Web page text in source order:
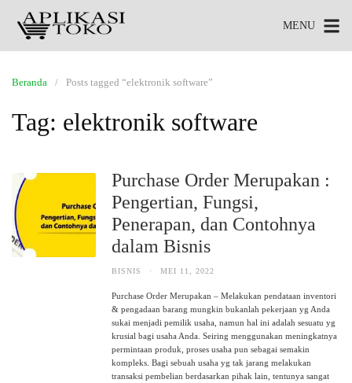
MENU
Beranda Posts tagged “elektronik software”
Tag: elektronik software
Purchase Order Merupakan :
Pengertian, Fungsi,
Penerapan, dan Contohnya
dalam Bisnis
BISNIS · MEI 11, 2022
Purchase Order Merupakan – Melakukan pendataan inventori
& pengadaan barang mungkin bukanlah pekerjaan yg Anda
sukai menjadi pemilik usaha, namun hal ini adalah sesuatu yg
krusial bagi usaha Anda. Seiring menggunakan meningkatnya
permintaan produk, proses usaha pun sebagai semakin
kompleks. Bagi sebuah usaha yg tak jarang melakukan
transaksi pembelian berdasarkan pihak lain, tentunya sangat